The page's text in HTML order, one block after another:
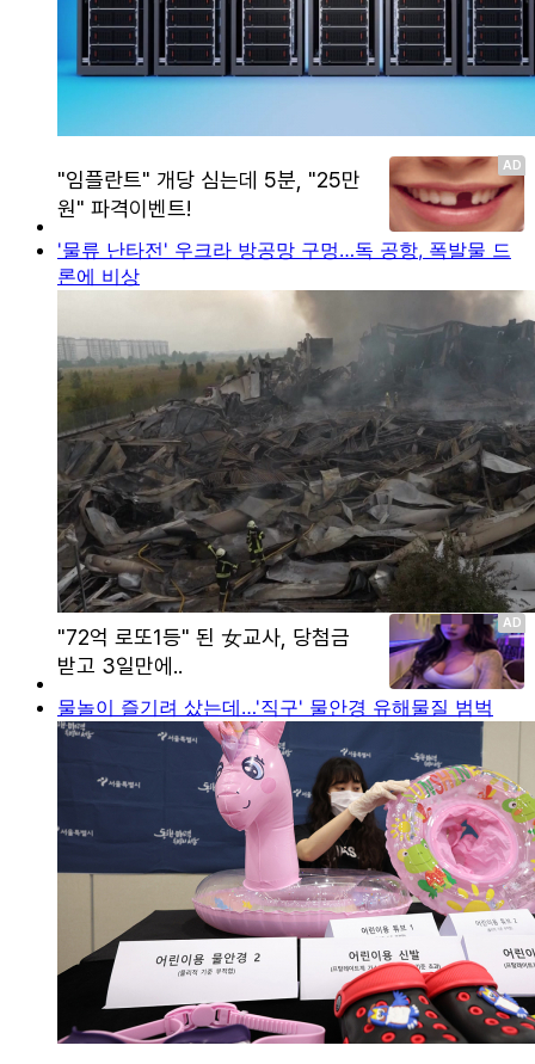
'물류 난타전' 우크라 방공망 구멍…독 공항, 폭발물 드
론에 비상
물놀이 즐기려 샀는데…'직구' 물안경 유해물질 범벅